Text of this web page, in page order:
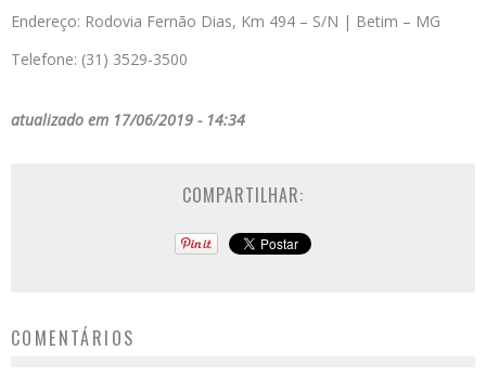
Endereço: Rodovia Fernão Dias, Km 494 – S/N | Betim – MG
Telefone: (31) 3529-3500
atualizado em 17/06/2019 - 14:34
COMPARTILHAR:
COMENTÁRIOS